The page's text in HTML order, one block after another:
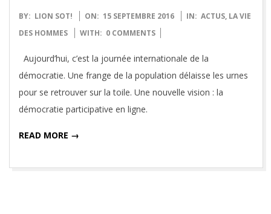
2016-
09-
BY: LION SOT! ON: 15 SEPTEMBRE 2016 IN: ACTUS, LA VIE
DES HOMMES
WITH: 0 COMMENTS
Aujourd’hui, c’est la journée internationale de la
démocratie. Une frange de la population délaisse les urnes
pour se retrouver sur la toile. Une nouvelle vision : la
démocratie participative en ligne.
READ MORE →